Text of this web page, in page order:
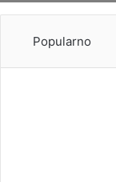
Popularno